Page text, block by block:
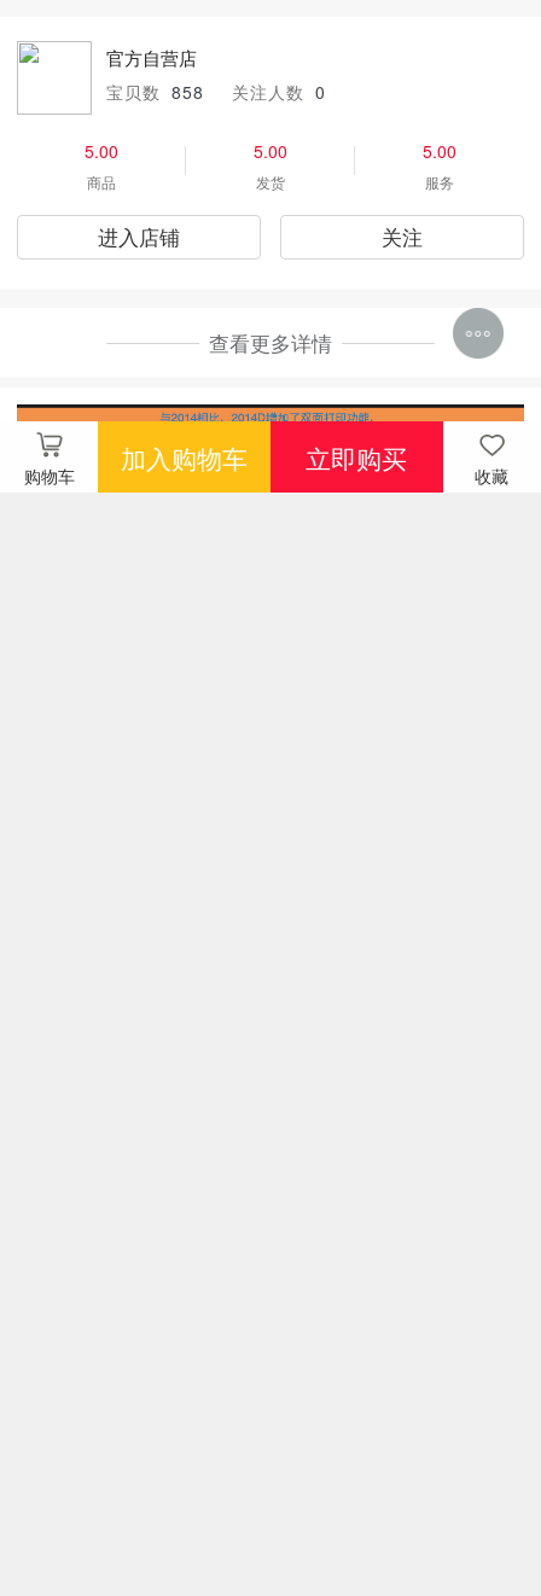
官方自营店
宝贝数 858 关注人数 0
5.00
商品
5.00
发货
5.00
服务
进入店铺 关注
查看更多详情
购物车
加入购物车 立即购买
收藏